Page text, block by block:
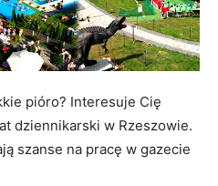
pióro? Interesuje Cię
dziennikarski w Rzeszowie.
szanse na pracę w gazecie